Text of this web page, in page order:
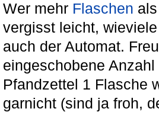
Wer mehr Flaschen
vergisst leicht,
auch der Automat.
eingeschobene
Pfandzettel 1 Flasche
garnicht (sind ja froh,